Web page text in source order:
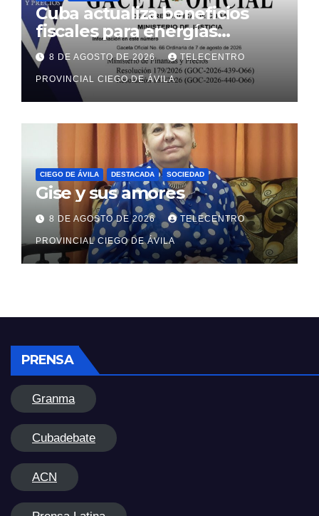
Cuba actualiza beneficios
fiscales para energías
renovables con alcance a
sectores estatal y no estatal
8 DE AGOSTO DE 2026 TELECENTRO
PROVINCIAL CIEGO DE ÁVILA
CIEGO DE ÁVILA DESTACADA SOCIEDAD
Gise y sus amores
8 DE AGOSTO DE 2026 TELECENTRO
PROVINCIAL CIEGO DE ÁVILA
PRENSA
Granma
Cubadebate
ACN